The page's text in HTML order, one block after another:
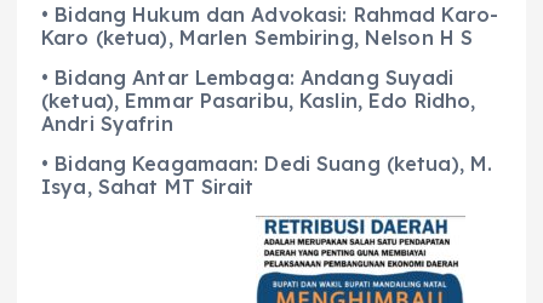
• Bidang Hukum dan Advokasi: Rahmad Karo-
Karo (ketua), Marlen Sembiring, Nelson H S
• Bidang Antar Lembaga: Andang Suyadi
(ketua), Emmar Pasaribu, Kaslin, Edo Ridho,
Andri Syafrin
• Bidang Keagamaan: Dedi Suang (ketua), M.
Isya, Sahat MT Sirait